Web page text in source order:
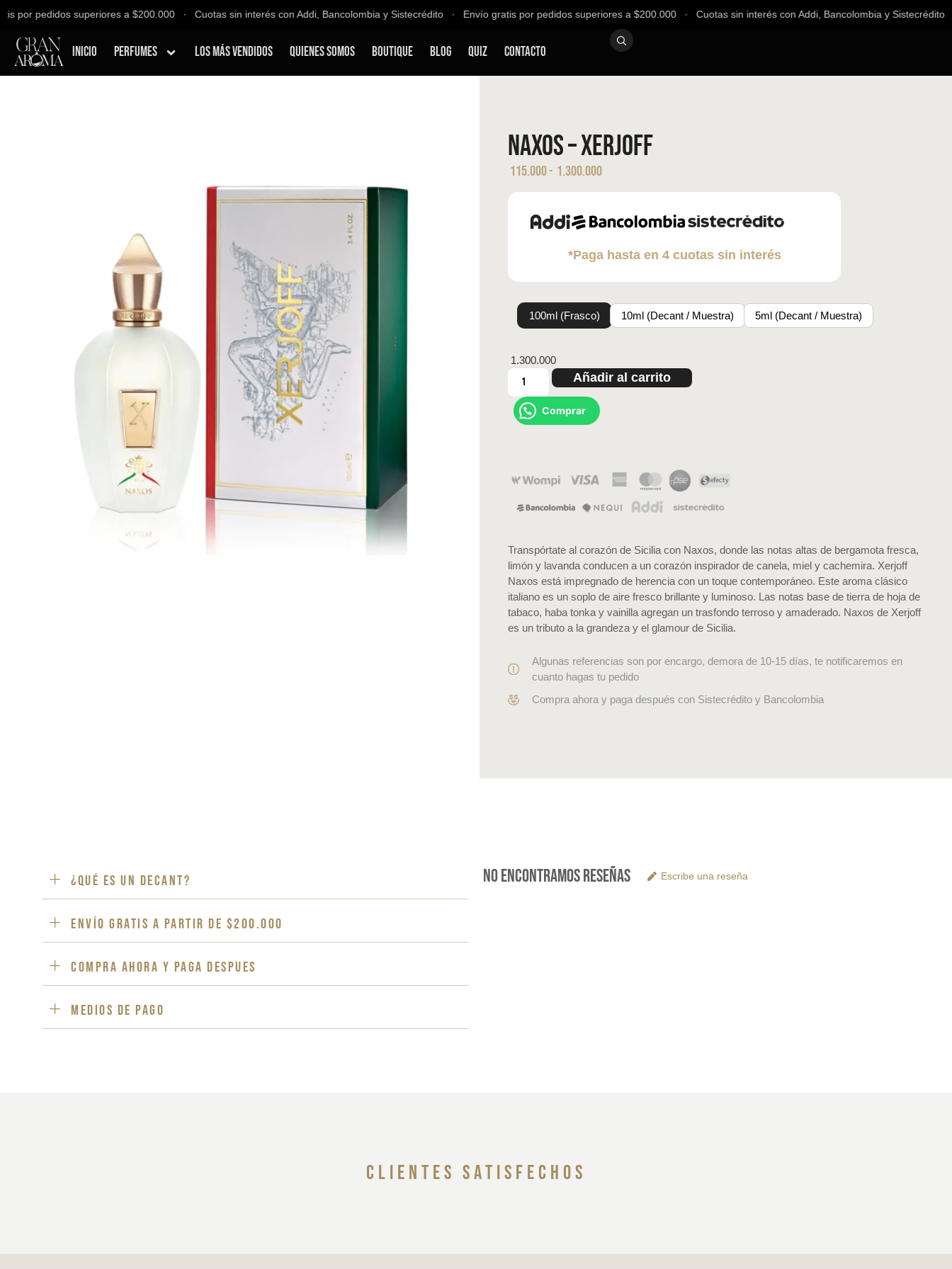
pedidos superiores a $200.000 ∙ Cuotas sin interés con Addi, Bancolombia y Sistecrédito ∙ Envío gratis por pedidos superiores a $200.000 ∙ Cuotas sin interés con Addi, Bancolombia y
Inicio Perfumes Los Más Vendidos Quienes Somos Boutique Blog QUIZ Contacto
NAXOS – XERJOFF
115.000- 1.300.000
*Paga hasta en 4 cuotas sin interés
100ml (Frasco) 10ml (Decant / Muestra) 5ml (Decant / Muestra)
1.300.000
Añadir al carrito
Comprar
Transpórtate al corazón de Sicilia con Naxos, donde las notas altas de bergamota fresca,
limón y lavanda conducen a un corazón inspirador de canela, miel y cachemira. Xerjoff
Naxos está impregnado de herencia con un toque contemporáneo. Este aroma clásico
italiano es un soplo de aire fresco brillante y luminoso. Las notas base de tierra de hoja de
tabaco, haba tonka y vainilla agregan un trasfondo terroso y amaderado. Naxos de Xerjoff
es un tributo a la grandeza y el glamour de Sicilia.
Algunas referencias son por encargo, demora de 10-15 días, te notificaremos en
cuanto hagas tu pedido
Compra ahora y paga después con Sistecrédito y Bancolombia
¿Qué es un decant?
ENVÍO GRATIS a partir de $200.000
Compra ahora y paga despues
Medios de pago
No encontramos reseñas Escribe una reseña
clientes satisfechos